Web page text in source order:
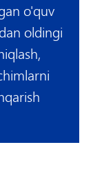
o'quv
oldingi